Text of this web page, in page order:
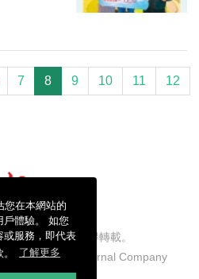
您在本網站的
戶體驗。 如您
或服務，即代表
了解更多
7 8 9 10 11 12
司版權所有，不得轉載。
Economic Journal Company